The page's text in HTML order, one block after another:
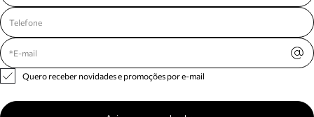
Quero receber novidades e promoções por e-mail